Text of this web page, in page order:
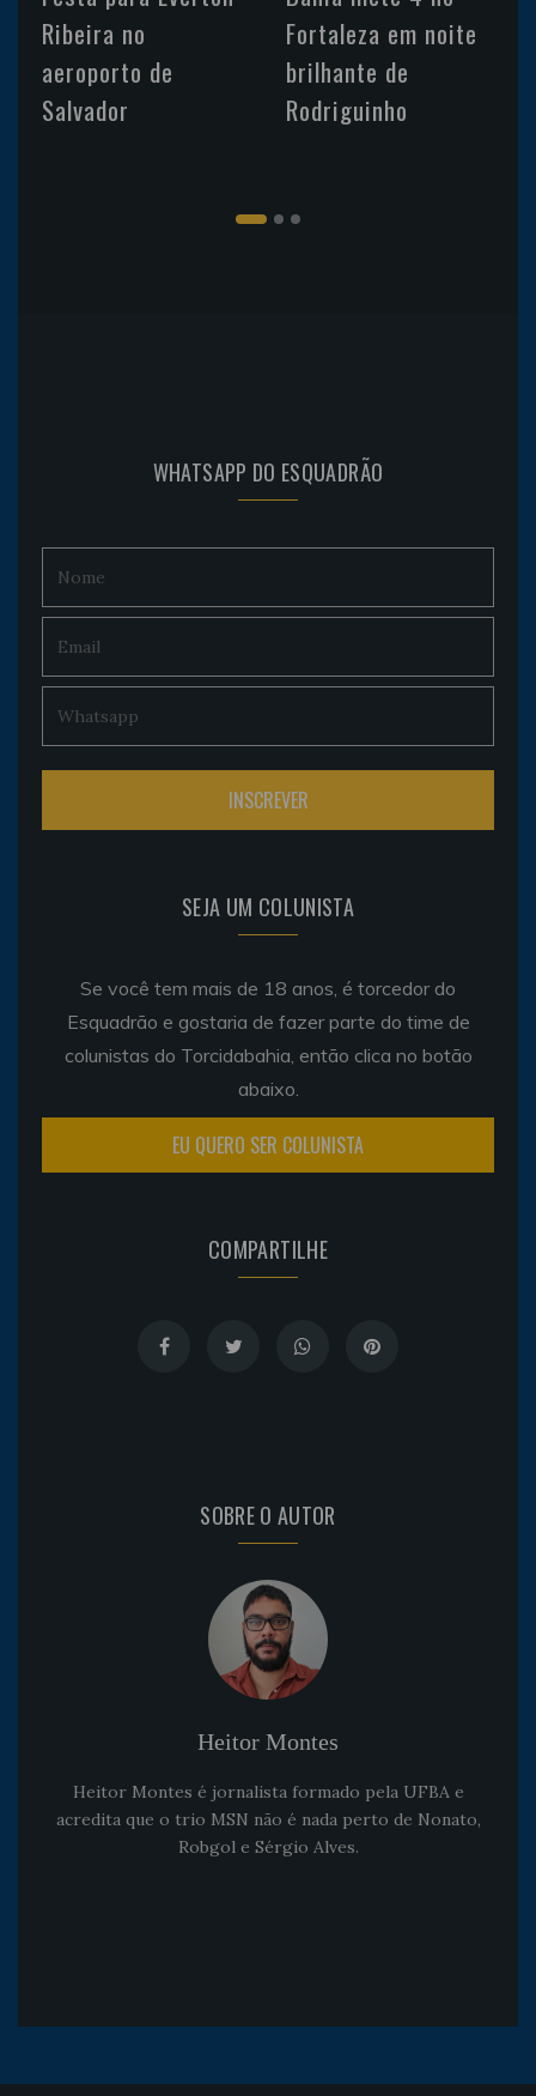
Ribeira no
aeroporto de
Salvador
Fortaleza em noite
brilhante de
Rodriguinho
WHATSAPP DO ESQUADRÃO
SEJA UM COLUNISTA
Se você tem mais de 18 anos, é torcedor do
Esquadrão e gostaria de fazer parte do time de
colunistas do Torcidabahia, então clica no botão
abaixo.
EU QUERO SER COLUNISTA
COMPARTILHE
SOBRE O AUTOR
Heitor Montes
Heitor Montes é jornalista formado pela UFBA e
acredita que o trio MSN não é nada perto de Nonato,
Robgol e Sérgio Alves.